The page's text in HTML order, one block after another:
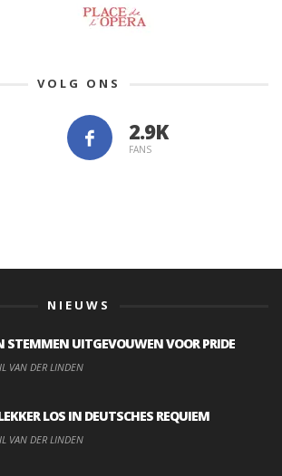
VOLG ONS
FANS
NIEUWS
STEMMEN UITGEVOUWEN VOOR PRIDE
VAN DER LINDEN
LOS IN DEUTSCHES REQUIEM
VAN DER LINDEN